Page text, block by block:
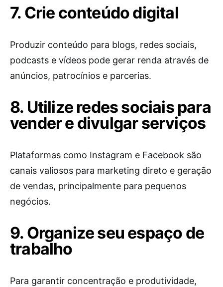
7. Crie conteúdo digital
Produzir conteúdo para blogs, redes sociais,
podcasts e vídeos pode gerar renda através de
anúncios, patrocínios e parcerias.
8. Utilize redes sociais para
vender e divulgar serviços
Plataformas como Instagram e Facebook são
canais valiosos para marketing direto e geração
de vendas, principalmente para pequenos
negócios.
9. Organize seu espaço de
trabalho
Para garantir concentração e produtividade,